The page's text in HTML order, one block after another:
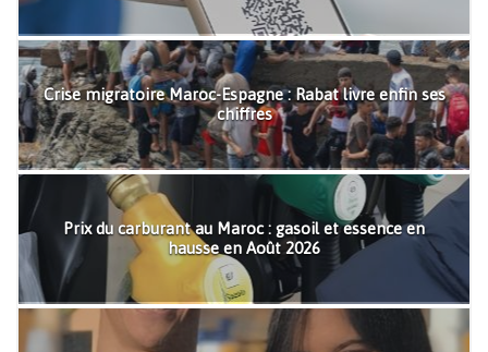
Crise migratoire Maroc-Espagne : Rabat livre enfin ses
chiffres
Prix du carburant au Maroc : gasoil et essence en
hausse en Août 2026